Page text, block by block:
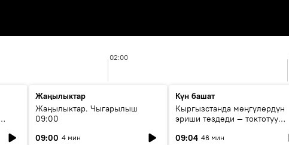
02:00
Жаңылыктар
Жаңылыктар. Чыгарылыш
09:00
09:00 4 мин
Күн башат
Кыргызстанда мөңгүлөрдүн
эриши тездеди — токтотуу
09:04 46 мин